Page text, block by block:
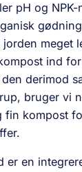
pH og
jorden meget
ind
derimod
bruger vi
fin kompost
er en